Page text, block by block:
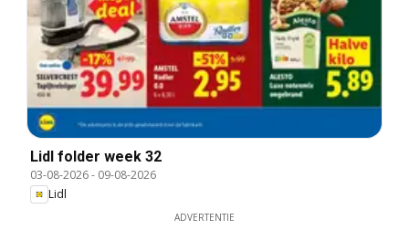
Lidl folder week 32
03-08-2026- 09-08-2026
Lidl
ADVERTENTIE